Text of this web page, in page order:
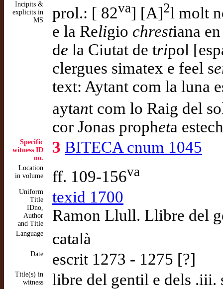
Incipits &
explicits in
MS
prol.: [ 82va] [A]2l molt
e la Religio chrestiana
de la Ciutat de tripol
clergues simatex e feel s
text: Aytant com la luna
aytant com lo Raig del
cor Jonas propheta
Specific
witness ID
no.
3 BITECA cnum 1045
Location
in volume
ff. 109-156va
Uniform
Title
IDno,
Author
and Title
texid 1700
Ramon Llull. Llibre del
Language català
Date escrit 1273 - 1275 [?]
Title(s) in
witness
libre del gentil e dels .iii.